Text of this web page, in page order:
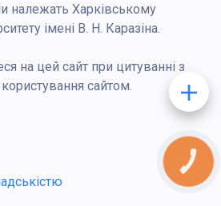
належать Харківському
імені В. Н. Каразіна.
на цей сайт при цитуванні з
сайтом.
КНОПКА
ЗВ'ЯЗКУ